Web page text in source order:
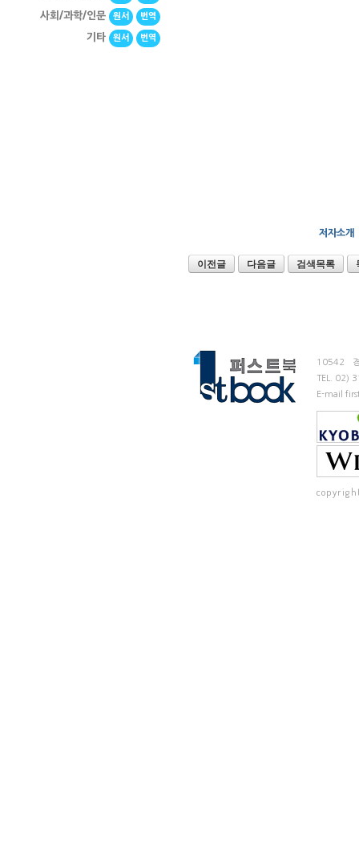
사회/과학/인문 원서 번역
기타 원서 번역
저자소개
이전글 다음글 검색목록
10542
TEL.
02)
E-mail